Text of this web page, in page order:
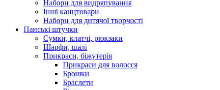
Набори для видряпування
Інші канцтовари
Набори для дитячої творчості
Панські штучки
Сумки, клатчі, рюкзаки
Шарфи, шалі
Прикраси, біжутерія
Прикраси для волосся
Брошки
Браслети